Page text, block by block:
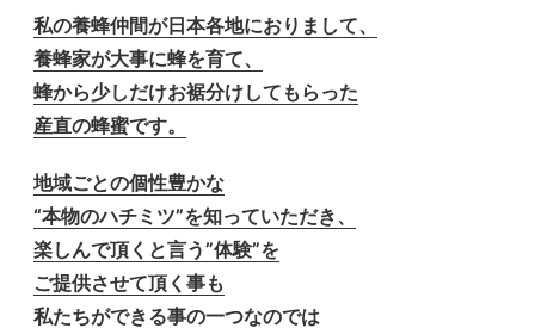
私の養蜂仲間が日本各地におりまして、
養蜂家が大事に蜂を育て、
蜂から少しだけお裾分けしてもらった
産直の蜂蜜です。
地域ごとの個性豊かな
“本物のハチミツ”を知っていただき、
楽しんで頂くと言う”体験”を
ご提供させて頂く事も
私たちができる事の一つなのでは